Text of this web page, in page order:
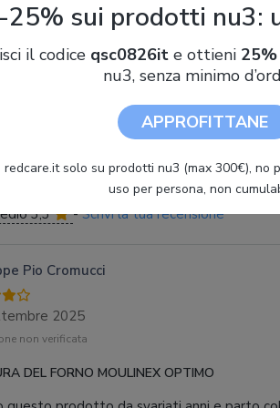
Moulinex OX4648 Optimo Forno Elettrico
1600 W 28x31x36cm"
Cerca altre offerte su
utenti Moulinex
3,3 -Scrivi la tua recensione
Pio Cromucci
2025
non verificata
DEL FORNO MOULINEX OPTIMO
-25% sui prodotti nu3:
il codice qsc0826ite ottieni
nu3, senza minimo
APPROFITTANE
redcare.it solo su prodotti nu3 (max 300€), no
uso per persona, non